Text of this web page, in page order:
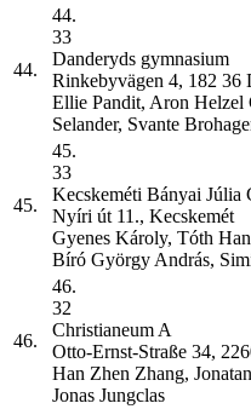
44.
44.
33
Danderyds gymnasium
Rinkebyvägen 4, 182 36
Ellie Pandit, Aron Helzel
Selander, Svante
45.
45.
33
Kecskeméti Bányai Júlia
Nyíri út 11., Kecskemét
Gyenes Károly, Tóth
Bíró György András,
46.
46.
32
Christianeum A
Otto-Ernst-Straße 34,
Han Zhen Zhang,
Jonas Jungclas